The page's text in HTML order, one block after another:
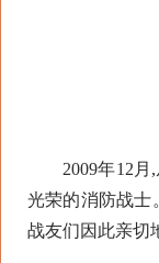
2009年12月,
光荣的消防战士
战友们因此亲切